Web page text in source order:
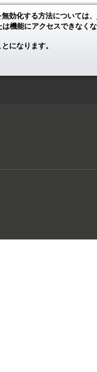
効化する方法については、
機能にアクセスできなくな
になります。